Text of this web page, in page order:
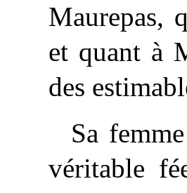
Maurepas,
et quant à
des
Sa
véritable